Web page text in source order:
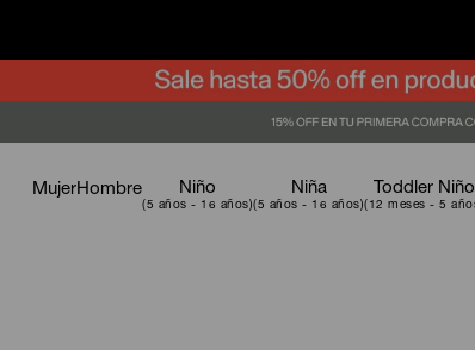
MujerHombre Niño Niña Toddler Niño